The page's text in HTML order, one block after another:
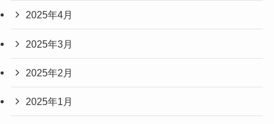
2025年4月
2025年3月
2025年2月
2025年1月